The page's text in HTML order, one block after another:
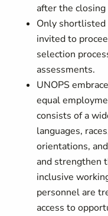
after the
Only shortlisted
invited to
selection
assessments.
UNOPS
equal
consists of a
languages,
orientations,
and strengthen
inclusive
personnel are
access to